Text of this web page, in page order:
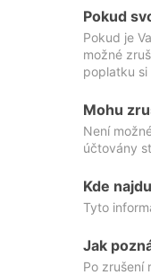
Pokud
Pokud je
možné
poplatku
Mohu
Není
účtovány
Kde
Tyto
Jak
Po zrušení